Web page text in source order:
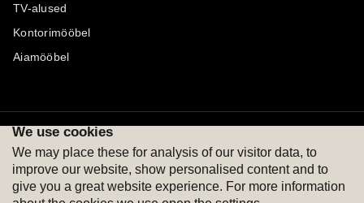
TV-alused
Kontorimööbel
Aiamööbel
Maksevõimalused
We use cookies
We may place these for analysis of our visitor data, to
improve our website, show personalised content and to
give you a great website experience. For more information